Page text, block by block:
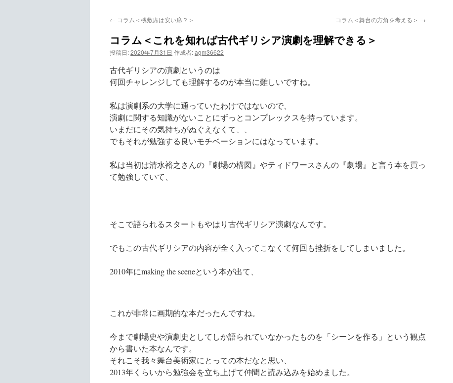
キ
← コラム＜桟敷席は安い席？＞ コラム＜舞台の方角を考える＞ →
コラム＜これを知れば古代ギリシア演劇を理解できる＞
投稿日:2020年7月31日 作成者:agm36622
古代ギリシアの演劇というのは
何回チャレンジしても理解するのが本当に難しいですね。
私は演劇系の大学に通っていたわけではないので、
演劇に関する知識がないことにずっとコンプレックスを持っています。
いまだにその気持ちがぬぐえなくて、、
でもそれが勉強する良いモチベーションにはなっています。
私は当初は清水裕之さんの『劇場の構図』やティドワースさんの『劇場』と言う本を買っ
て勉強していて、
そこで語られるスタートもやはり古代ギリシア演劇なんです。
でもこの古代ギリシアの内容が全く入ってこなくて何回も挫折をしてしまいました。
2010年にmaking the sceneという本が出て、
これが非常に画期的な本だったんですね。
今まで劇場史や演劇史としてしか語られていなかったものを「シーンを作る」という観点
から書いた本なんです。
それこそ我々舞台美術家にとっての本だなと思い、
2013年くらいから勉強会を立ち上げて仲間と読み込みを始めました。